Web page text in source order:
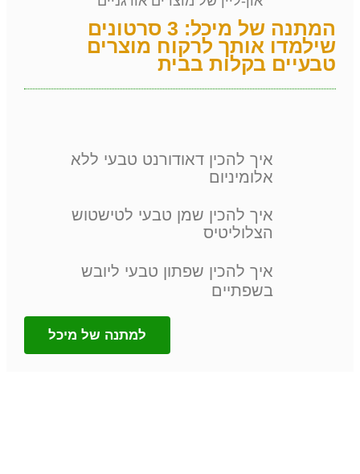
המתנה של מיכל: 3 סרטונים
שילמדו אותך לרקוח מוצרים
טבעיים בקלות בבית
איך להכין דאודורנט טבעי ללא
אלומיניום
איך להכין שמן טבעי לטישטוש
הצלוליטיס
איך להכין שפתון טבעי ליובש
בשפתיים
למתנה של מיכל